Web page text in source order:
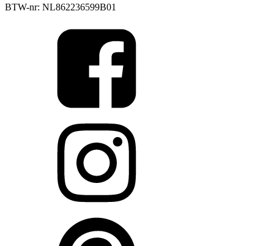
BTW-nr: NL862236599B01